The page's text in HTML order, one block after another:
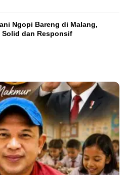
Ngopi Bareng di Malang,
Solid dan Responsif